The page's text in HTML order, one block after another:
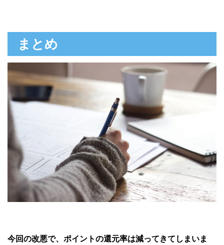
まとめ
今回の改悪で、ポイントの還元率は減ってきてしまいま